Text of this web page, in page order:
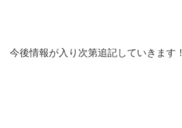
今後情報が入り次第追記していきます！